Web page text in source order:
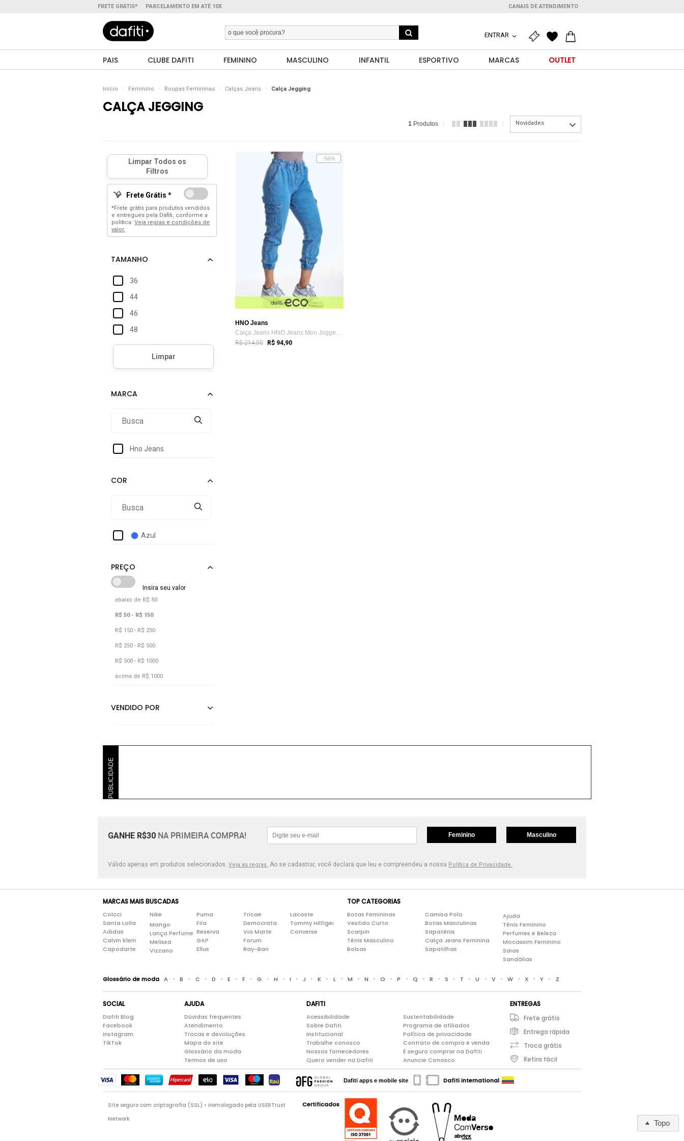
FRETE GRÁTIS* PARCELAMENTO EM ATÉ 10X CANAIS DE ATENDIMENTO
ENTRAR
PAIS CLUBE DAFITI FEMININO MASCULINO INFANTIL ESPORTIVO MARCAS OUTLET
Início Feminino Roupas Femininas Calças Jeans Calça Jegging
CALÇA JEGGING
1 Produtos Novidades
Frete Grátis *
*Frete grátis para produtos vendidos
e entregues pela Dafiti, conforme a
política: Veja regras e condições de
valor.
36
44
46
48
Hno Jeans
Azul
abaixo de R$ 50
R$ 50 - R$ 150
R$ 150 - R$ 250
R$ 250 - R$ 500
R$ 500 - R$ 1000
acima de R$ 1000
-56%
HNO Jeans
Calça Jeans HNO Jeans Mon Jogger Azul
R$ 214,90 R$ 94,90
PUBLICIDADE
Topo
GANHE R$30 NA PRIMEIRA COMPRA! Feminino Masculino
Válido apenas em produtos selecionados. Veja as regras. Ao se cadastrar, você declara que leu e compreendeu a nossa Política de Privacidade.
MARCAS MAIS BUSCADAS
Colcci
Santa Lolla
Adidas
Calvin Klein
Capodarte
Nike
Mango
Lança Perfume
Melissa
Vizzano
Puma
Fila
Reserva
GAP
Ellus
Tricae
Democrata
Via Marte
Forum
Ray-Ban
Lacoste
Tommy Hilfiger
Converse
TOP CATEGORIAS
Botas Femininas
Vestido Curto
Scarpin
Tênis Masculino
Bolsas
Camisa Polo
Botas Masculinas
Sapatênis
Calça Jeans Feminina
Sapatilhas
Ajuda
Tênis Feminino
Perfumes e Beleza
Mocassim Feminino
Saias
Sandálias
Glossário de moda A • B • C • D • E • F • G • H • I • J • K • L • M • N • O • P • Q • R • S • T • U • V • W • X • Y • Z
SOCIAL
Dafiti Blog
Facebook
Instagram
TikTok
AJUDA
Dúvidas frequentes
Atendimento
Trocas e devoluções
Mapa do site
Glossário da moda
Termos de uso
DAFITI
Acessibilidade
Sobre Dafiti
Institucional
Trabalhe conosco
Nossos fornecedores
Quero vender na Dafiti
Sustentabilidade
Programa de afiliados
Política de privacidade
Contrato de compra e venda
É seguro comprar na Dafiti
Anuncie Conosco
ENTREGAS
Frete grátis
Entrega rápida
Troca grátis
Retira fácil
Dafiti apps e mobile site Dafiti international
Site seguro com criptografia (SSL) • Homologado pela USERTrust
Network
Certificados